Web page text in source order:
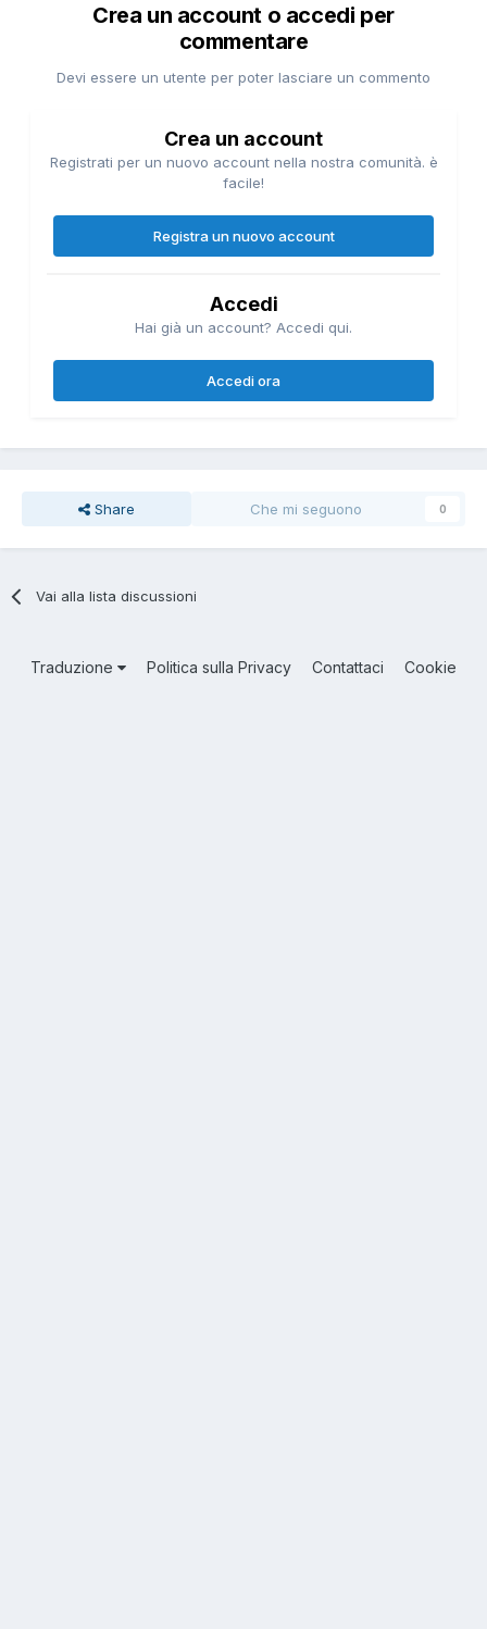
Crea un account o accedi per
commentare
Devi essere un utente per poter lasciare un commento
Crea un account
Registrati per un nuovo account nella nostra comunità. è
facile!
Registra un nuovo account
Accedi
Hai già un account? Accedi qui.
Accedi ora
Share Che mi seguono 0
Vai alla lista discussioni
Traduzione Politica sulla Privacy Contattaci Cookie